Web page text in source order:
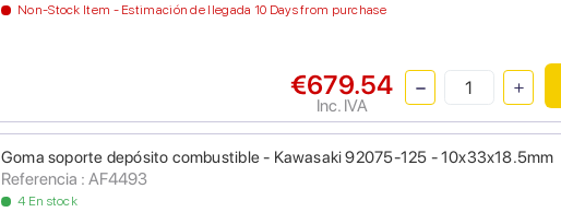
Non-Stock Item - Estimación de llegada 10 Days from purchase
€679.54
Inc. IVA
Goma soporte depósito combustible - Kawasaki 92075-125 - 10x33x18.5mm
Referencia : AF4493
4 En stock